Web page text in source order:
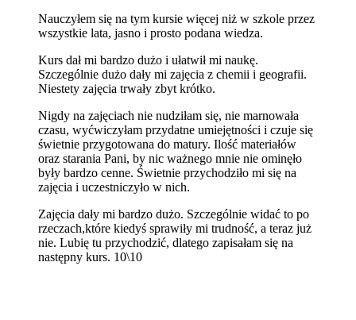
Nauczyłem się na tym kursie więcej niż w szkole przez
wszystkie lata, jasno i prosto podana wiedza.
Kurs dał mi bardzo dużo i ułatwił mi naukę.
Szczególnie dużo dały mi zajęcia z chemii i geografii.
Niestety zajęcia trwały zbyt krótko.
Nigdy na zajęciach nie nudziłam się, nie marnowała
czasu, wyćwiczyłam przydatne umiejętności i czuje się
świetnie przygotowana do matury. Ilość materiałów
oraz starania Pani, by nic ważnego mnie nie ominęło
były bardzo cenne. Świetnie przychodziło mi się na
zajęcia i uczestniczyło w nich.
Zajęcia dały mi bardzo dużo. Szczególnie widać to po
rzeczach,które kiedyś sprawiły mi trudność, a teraz już
nie. Lubię tu przychodzić, dlatego zapisałam się na
następny kurs. 10\10